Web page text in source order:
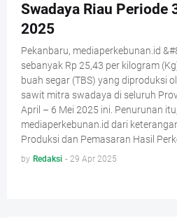
Swadaya Riau Periode
2025
Pekanbaru, mediaperkebunan.id
sebanyak Rp 25,43 per kilogram
buah segar (TBS) yang diproduksi
sawit mitra swadaya di seluruh
April – 6 Mei 2025 ini. Penurunan
mediaperkebunan.id dari
Produksi dan Pemasaran Hasil
by Redaksi - 29 Apr 2025